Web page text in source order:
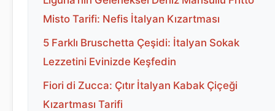
Misto Tarifi: Nefis İtalyan Kızartması
5 Farklı Bruschetta Çeşidi: İtalyan Sokak
Lezzetini Evinizde Keşfedin
Fiori di Zucca: Çıtır İtalyan Kabak Çiçeği
Kızartması Tarifi